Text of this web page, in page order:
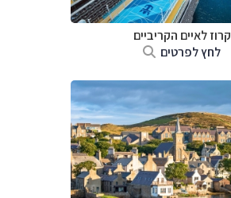
קרוז לאיים הקריביים
לחץ לפרטים